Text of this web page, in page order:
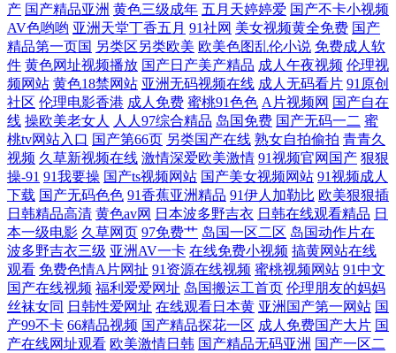
91在线免费入口 超碰97人人摸 超碰人人青 超碰97在线免费 肏屄神器
www日本色色 超碰开久久 超碰97大香蕉 俺去也资源 欧美第一页导航 青
青热久久 日韩有码国产在线 色色五月婷婷天 日韩天天肏屄 熟妇TV 午夜
剧场欧美 综合另类首页 91极品探花 AV性导航 日韩肏屄视频 无码3级片 91
干逼欧美 91九色海角涩涩 白丝啪啪 国产视频97 老湿影院免费x片
产 国产精品亚洲 黄色三级成年 五月天婷婷爱 国产不卡小视频
AV色哟哟 亚洲天堂丁香五月 91社网 美女视频黄全免费 国产
精品第一页国 另类区另类欧美 欧美色图乱伦小说 免费成人软
件 黄色网址视频播放 国产日产美产精品 成人午夜视频 伦理视
频网站 黄色18禁网站 亚洲无码视频在线 成人无码看片 91原创
社区 伦理电影香港 成人免费 蜜桃91色色 A片视频网 国产自在
线 操欧美老女人 人人97综合精品 岛国免费 国产无码一二 蜜
桃tv网站入口 国产第66页 另类国产在线 熟女自拍偷拍 青青久
视频 久草新视频在线 激情深爱欧美激情 91视频官网国产 狠狠
操-91 91我要操 国产ts视频网站 国产美女视频网站 91视频成人
下载 国产无码色色 91香蕉亚洲精品 91伊人加勒比 欧美狠狠插
日韩精品高清 黄色av网 日本波多野吉衣 日韩在线观看精品 日
本一级电影 久草网页 97免费艹 岛国一区二区 岛国动作片在
波多野吉衣三级 亚洲AV一卡 在线免费小视频 搞黄网站在线
观看 免费色情A片网扯 91资源在线视频 蜜桃视频网站 91中文
国产在线视频 福利爱爱网址 岛国搬运工首页 伦理朋友的妈妈
丝袜女同 日韩性爱网址 在线观看日本黄 亚洲国产第一网站 国
产99不卡 66精品视频 国产精品探花一区 成人免费国产大片 国
产在线网址观看 欧美激情日韩 国产精品无码亚洲 国产一区二